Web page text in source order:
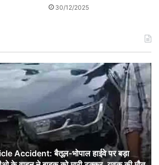
30/12/2025
Accident: बैतूल-भोपाल हाईवे पर बड़ा